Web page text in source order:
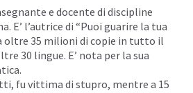
e docente di discipline
E’ l’autrice di “Puoi guarire la tua
oltre 35 milioni di copie in tutto il
30 lingue. E’ nota per la sua
fu vittima di stupro, mentre a 15